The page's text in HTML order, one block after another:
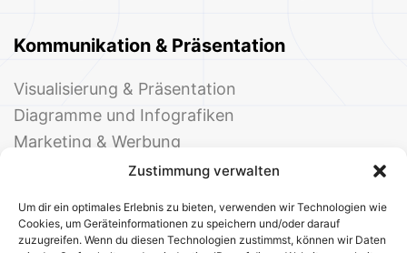
Zustimmung verwalten
Um dir ein optimales Erlebnis zu bieten, verwenden wir Technologien wie
Cookies, um Geräteinformationen zu speichern und/oder darauf
zuzugreifen. Wenn du diesen Technologien zustimmst, können wir Daten
Kommunikation & Präsentation
Visualisierung & Präsentation
Diagramme und Infografiken
Marketing & Werbung
Events & Einladungen